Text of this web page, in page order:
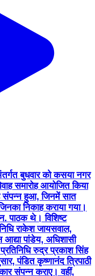
बुधवार को कसया नगर
समारोह आयोजित किया
संपन्न हुआ, जिनमें सात
निकाह कराया गया।
पाठक थे। विशिष्ट
राकेश जायसवाल,
पांडेय, अधिशासी
रुद्र प्रकाश सिंह
पंडित कृष्णानंद त्रिपाठी
संपन्न कराए। वहीं,